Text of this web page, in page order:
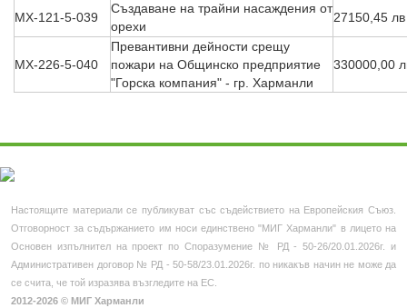
Европа инвестира
Лидер територии
МХ-121-5-039
Създаване на трайни насаждения от
орехи
27150,45 лв
МХ-226-5-040
Превантивни дейности срещу
пожари на Общинско предприятие
"Горска компания" - гр. Харманли
330000,00
Настоящите материали се публикуват със съдействието на Европейския Съюз.
Отговорност за съдържанието им носи единствено "МИГ Харманли" в лицето на
Основен изпълнител на проект по Споразумение № РД - 50-26/20.01.2026г. и
Административен договор № РД - 50-58/23.01.2026г. по никакъв начин не може да
се счита, че той изразява възгледите на ЕС.
2012-2026 © МИГ Харманли